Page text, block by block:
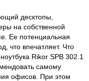
десктопы,
на собственной
Ее потенциальная
что впечатляет. Что
Rikor SPB 302.1
самому
офисов. При этом